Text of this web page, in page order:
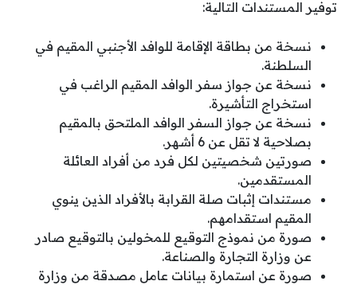
توفير المستندات التالية:
نسخة من بطاقة الإقامة للوافد الأجنبي المقيم في
السلطنة.
نسخة عن جواز سفر الوافد المقيم الراغب في
استخراج التأشيرة.
نسخة عن جواز السفر الوافد الملتحق بالمقيم
بصلاحية لا تقل عن 6 أشهر.
صورتين شخصيتين لكل فرد من أفراد العائلة
المستقدمين.
مستندات إثبات صلة القرابة بالأفراد الذين ينوي
المقيم استقدامهم.
صورة من نموذج التوقيع للمخولين بالتوقيع صادر
عن وزارة التجارة والصناعة.
صورة عن استمارة بيانات عامل مصدقة من وزارة